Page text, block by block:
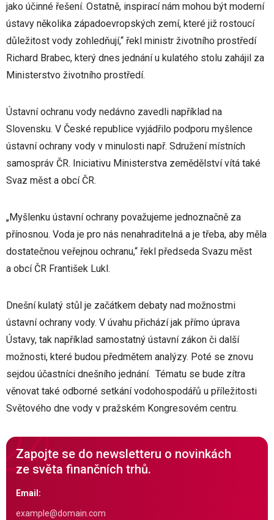
jako účinné řešení. Ostatně, inspirací nám mohou být moderní
ústavy několika západoevropských zemí, které již rostoucí
důležitost vody zohledňují,“ řekl ministr životního prostředí
Richard Brabec, který dnes jednání u kulatého stolu zahájil za
Ministerstvo životního prostředí.
Ústavní ochranu vody nedávno zavedli například na
Slovensku. V České republice vyjádřilo podporu myšlence
ústavní ochrany vody v minulosti např. Sdružení místních
samospráv ČR. Iniciativu Ministerstva zemědělství vítá také
Svaz měst a obcí ČR.
„Myšlenku ústavní ochrany považujeme jednoznačně za
přínosnou. Voda je pro nás nenahraditelná a je třeba, aby měla
dostatečnou veřejnou ochranu,“ řekl předseda Svazu měst
a obcí ČR František Lukl.
Dnešní kulatý stůl je začátkem debaty nad možnostmi
ústavní ochrany vody. V úvahu přichází jak přímo úprava
Ústavy, tak například samostatný ústavní zákon či další
možnosti, které budou předmětem analýzy. Poté se znovu
sejdou účastníci dnešního jednání. Tématu se bude zítra
věnovat také odborné setkání vodohospodářů u příležitosti
Světového dne vody v pražském Kongresovém centru.
Zapojte se do newsletteru o novinkách
ze světa finančních trhů.
Email: